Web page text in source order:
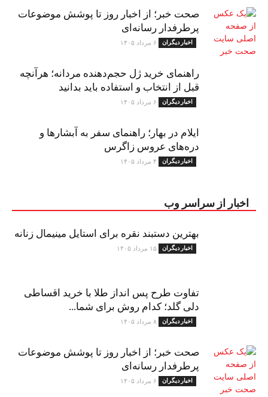
صحت خبر؛ از اخبار روز تا پوشش موضوعات
پرطرفدار رسانه‌ای
اخبار دیگران ۶ مرداد ۱۴۰۵
راهنمای خرید ژل حجم‌دهنده مردانه؛ هرآنچه
قبل از انتخاب و استفاده باید بدانید
اخبار دیگران ۶ مرداد ۱۴۰۵
ایلام در بهار؛ راهنمای سفر به آبشارها و
دره‌های عروس زاگرس
اخبار دیگران ۴ مرداد ۱۴۰۵
اخبار از سراسر وب
بهترین دستبند نقره برای استایل مینیمال زنانه
اخبار دیگران ۱۵ مرداد ۱۴۰۵
تفاوت طرح پس انداز طلا با خرید اقساطی
دلی گلد؛ کدام روش برای شما...
اخبار دیگران ۸ مرداد ۱۴۰۵
صحت خبر؛ از اخبار روز تا پوشش موضوعات
پرطرفدار رسانه‌ای
اخبار دیگران ۶ مرداد ۱۴۰۵